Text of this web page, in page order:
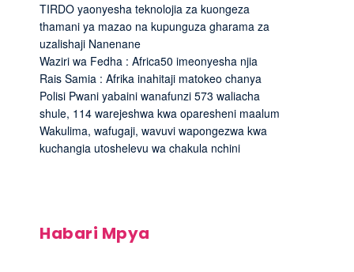
TIRDO yaonyesha teknolojia za kuongeza
thamani ya mazao na kupunguza gharama za
uzalishaji Nanenane
Waziri wa Fedha : Africa50 imeonyesha njia
Rais Samia : Afrika inahitaji matokeo chanya
Polisi Pwani yabaini wanafunzi 573 waliacha
shule, 114 warejeshwa kwa oparesheni maalum
Wakulima, wafugaji, wavuvi wapongezwa kwa
kuchangia utoshelevu wa chakula nchini
Habari Mpya